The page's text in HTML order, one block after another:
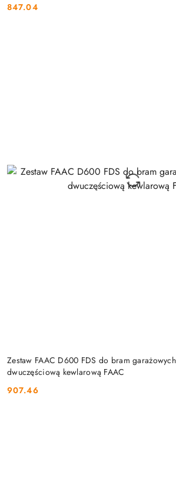
Cena:
847.04
Zestaw FAAC D600 FDS do bram
dwuczęściową kewlarową FAAC
Cena:
907.46